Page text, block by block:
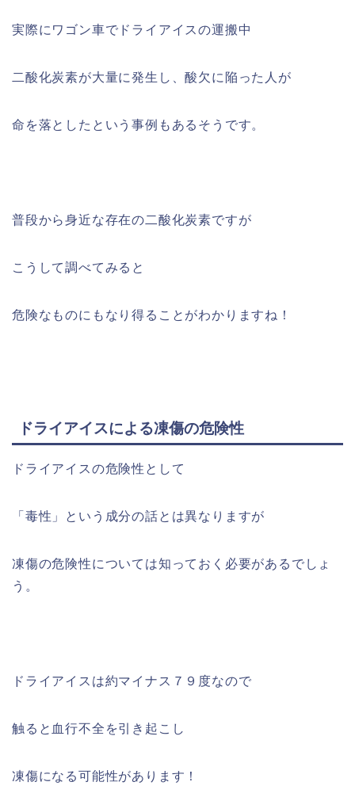
実際にワゴン車でドライアイスの運搬中
二酸化炭素が大量に発生し、酸欠に陥った人が
命を落としたという事例もあるそうです。
普段から身近な存在の二酸化炭素ですが
こうして調べてみると
危険なものにもなり得ることがわかりますね！
ドライアイスによる凍傷の危険性
ドライアイスの危険性として
「毒性」という成分の話とは異なりますが
凍傷の危険性については知っておく必要があるでしょ
う。
ドライアイスは約マイナス７９度なので
触ると血行不全を引き起こし
凍傷になる可能性があります！